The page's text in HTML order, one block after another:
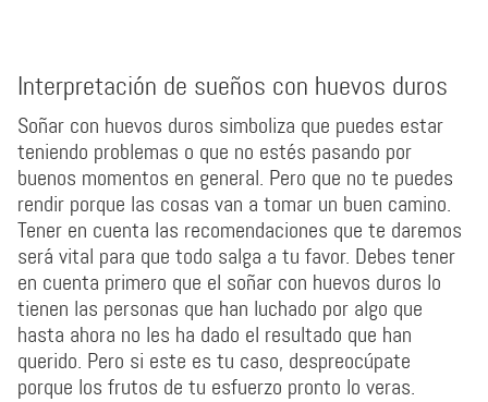
Interpretación de sueños con huevos duros
Soñar con huevos duros simboliza que puedes estar
teniendo problemas o que no estés pasando por
buenos momentos en general. Pero que no te puedes
rendir porque las cosas van a tomar un buen camino.
Tener en cuenta las recomendaciones que te daremos
será vital para que todo salga a tu favor. Debes tener
en cuenta primero que el soñar con huevos duros lo
tienen las personas que han luchado por algo que
hasta ahora no les ha dado el resultado que han
querido. Pero si este es tu caso, despreocúpate
porque los frutos de tu esfuerzo pronto lo veras.